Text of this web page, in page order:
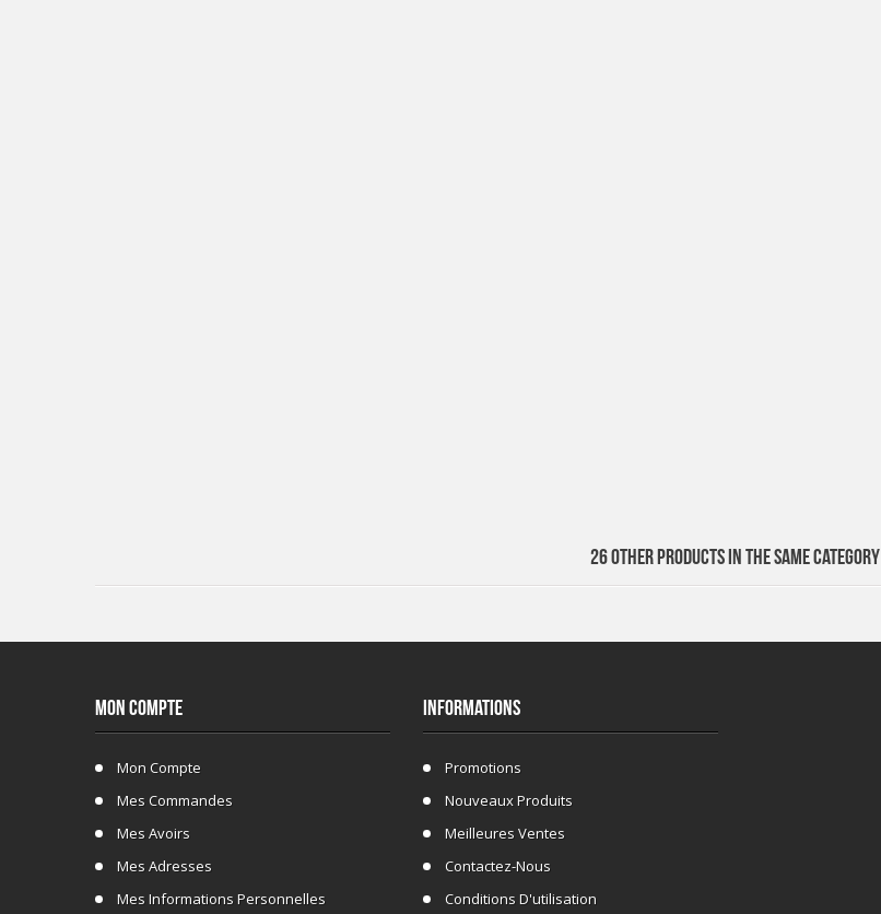
26 OTHER PRODUCTS IN THE SAME CATEGORY
MON COMPTE
Mon Compte
Mes Commandes
Mes Avoirs
Mes Adresses
Mes Informations Personnelles
INFORMATIONS
Promotions
Nouveaux Produits
Meilleures Ventes
Contactez-Nous
Conditions D'utilisation